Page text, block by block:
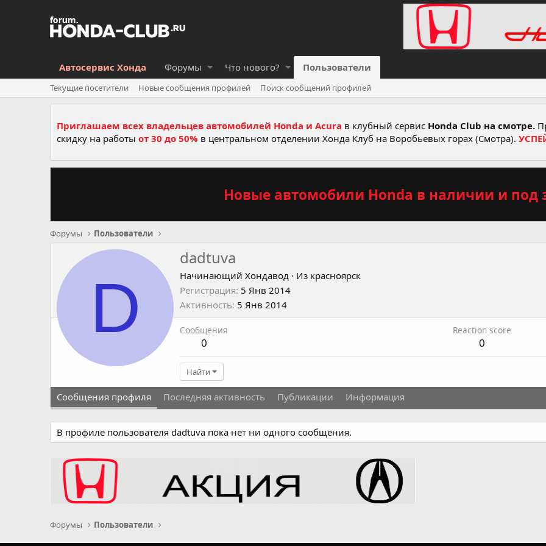
Автосервис Хонда Форумы Что нового? Пользователи
Текущие посетители Новые сообщения профилей Поиск сообщений профилей
Приглашаем всех владельцев автомобилей Honda и Acura в клубный сервис Honda Club на смотре.
скидку на работы от 30 до 50% в центральном отделении Хонда Клуб на Воробьевых горах (Смотра).
Новые автомобили Honda в наличии и под
Форумы Пользователи
D
dadtuva
Начинающий Хондавод · Из красноярск
Регистрация 5 Янв 2014
Активность 5 Янв 2014
Сообщения
0
Reaction score
0
Найти
Сообщения профиля Последняя активность Публикации Информация
В профиле пользователя dadtuva пока нет ни одного сообщения.
Форумы Пользователи